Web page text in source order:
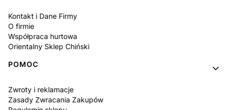
Kontakt i Dane Firmy
O firmie
Współpraca hurtowa
Orientalny Sklep Chiński
POMOC
Zwroty i reklamacje
Zasady Zwracania Zakupów